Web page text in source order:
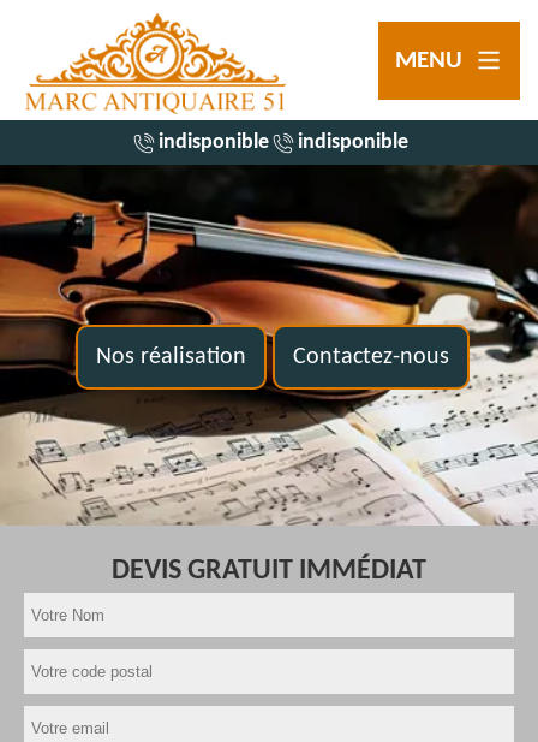
MENU
indisponible indisponible
Nos réalisation Contactez-nous
DEVIS GRATUIT IMMÉDIAT